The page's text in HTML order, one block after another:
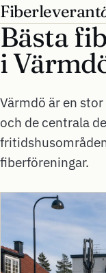
Fiberleverant
Bästa
i
Värmdö är en
och de centrala
fiberföreningar.